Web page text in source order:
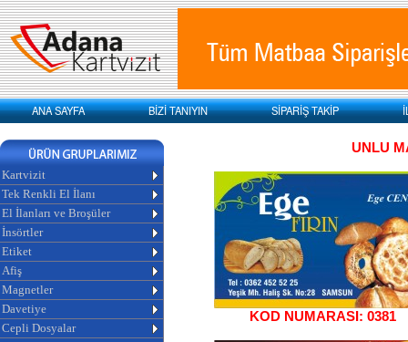
ANA SAYFA BİZİ TANIYIN SİPARİŞ TAKİP
Kartvizit
Tek Renkli El İlanı
El İlanları ve Broşüler
İnsörtler
Etiket
Afiş
Magnetler
Davetiye
Cepli Dosyalar
UNLU
KOD NUMARASI: 0381